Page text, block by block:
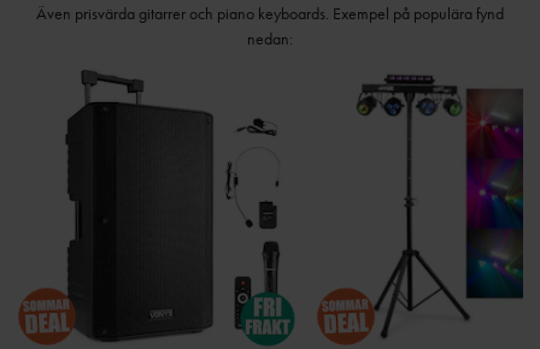
Även prisvärda gitarrer och piano keyboards. Exempel på populära fynd
nedan: